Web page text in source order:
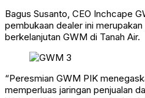
Bagus Susanto, CEO Inchcape
pembukaan dealer ini
berkelanjutan GWM di Tanah Air.
“Peresmian GWM PIK
memperluas jaringan penjualan